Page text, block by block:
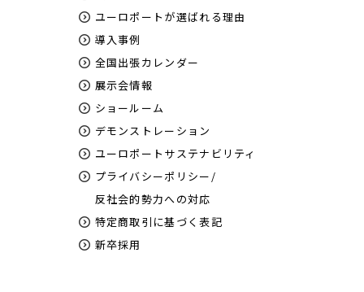
ユーロポートが選ばれる理由
導入事例
全国出張カレンダー
展示会情報
ショールーム
デモンストレーション
ユーロポートサステナビリティ
プライバシーポリシー/
反社会的勢力への対応
特定商取引に基づく表記
新卒採用